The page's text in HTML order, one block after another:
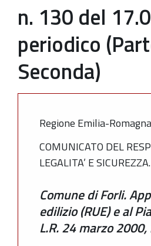
n. 130 del
periodico
Seconda)
Regione Emilia-Romagna
COMUNICATO DEL
LEGALITA’ E
Comune di Forli.
edilizio (RUE) e al
L.R. 24 marzo